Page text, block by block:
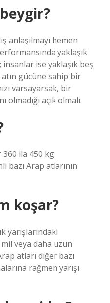
anlaşılmayı hemen
yaklaşık
ise yaklaşık beş
gücüne sahip bir
varsayarsak, bir
açık olmalı.
ila 450 kg
bazı Arap atlarının
koşar?
yarışlarındaki
veya daha uzun
atları diğer bazı
rağmen yarışı